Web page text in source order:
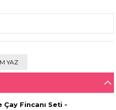
YAZ
Fincanı Seti -